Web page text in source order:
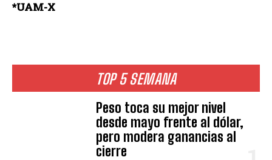
TOP 5 SEMANA
Peso toca su mejor nivel
desde mayo frente al dólar,
pero modera ganancias al
cierre
*UAM-X